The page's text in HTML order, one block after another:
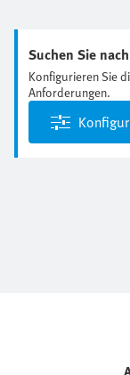
Suchen Sie
Konfigurieren Sie
Anforderungen.